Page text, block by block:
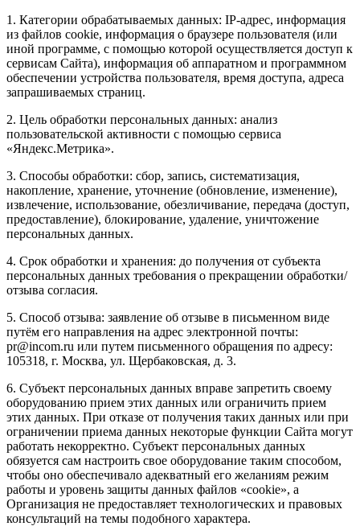
1. Категории обрабатываемых данных: IP-адрес, информация
из файлов cookie, информация о браузере пользователя (или
иной программе, с помощью которой осуществляется доступ к
сервисам Сайта), информация об аппаратном и программном
обеспечении устройства пользователя, время доступа, адреса
запрашиваемых страниц.
2. Цель обработки персональных данных: анализ
пользовательской активности с помощью сервиса
«Яндекс.Метрика».
3. Способы обработки: сбор, запись, систематизация,
накопление, хранение, уточнение (обновление, изменение),
извлечение, использование, обезличивание, передача (доступ,
предоставление), блокирование, удаление, уничтожение
персональных данных.
4. Срок обработки и хранения: до получения от субъекта
персональных данных требования о прекращении обработки/
отзыва согласия.
5. Способ отзыва: заявление об отзыве в письменном виде
путём его направления на адрес электронной почты:
pr@incom.ru или путем письменного обращения по адресу:
105318, г. Москва, ул. Щербаковская, д. 3.
6. Субъект персональных данных вправе запретить своему
оборудованию прием этих данных или ограничить прием
этих данных. При отказе от получения таких данных или при
ограничении приема данных некоторые функции Сайта могут
работать некорректно. Субъект персональных данных
обязуется сам настроить свое оборудование таким способом,
чтобы оно обеспечивало адекватный его желаниям режим
работы и уровень защиты данных файлов «cookie», а
Организация не предоставляет технологических и правовых
консультаций на темы подобного характера.